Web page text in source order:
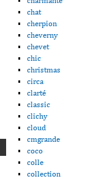
chat
cherpion
cheverny
chevet
chic
christmas
circa
clarté
classic
clichy
cloud
cmgrande
coco
colle
collection